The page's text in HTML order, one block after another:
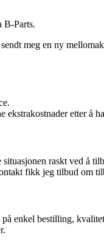
B-Parts.
meg en ny
etter å
raskt ved å
fikk jeg tilbud om
enkel bestilling,